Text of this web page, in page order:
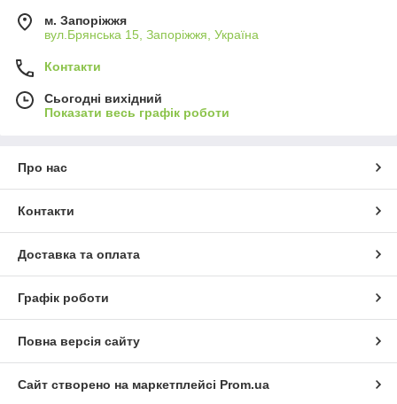
м. Запоріжжя
вул.Брянська 15, Запоріжжя, Україна
Контакти
Сьогодні вихідний
Показати весь графік роботи
Про нас
Контакти
Доставка та оплата
Графік роботи
Повна версія сайту
Сайт створено на маркетплейсі Prom.ua